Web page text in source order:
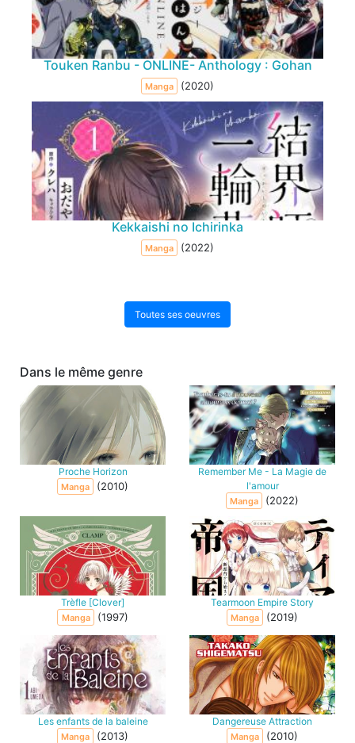
Touken Ranbu - ONLINE- Anthology : Gohan
Manga (2020)
Kekkaishi no Ichirinka
Manga (2022)
Toutes ses oeuvres
Dans le même genre
Proche Horizon
Manga (2010)
Remember Me - La Magie de
l'amour
Manga (2022)
Trèfle [Clover]
Manga (1997)
Tearmoon Empire Story
Manga (2019)
Les enfants de la baleine
Manga (2013)
Dangereuse Attraction
Manga (2010)